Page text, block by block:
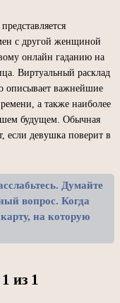
с другой женщиной
онлайн гаданию на
Виртуальный расклад
описывает важнейшие
а также наиболее
будущем. Обычная
если девушка поверит в
Думайте
вопрос. Когда
на которую
1 из 1